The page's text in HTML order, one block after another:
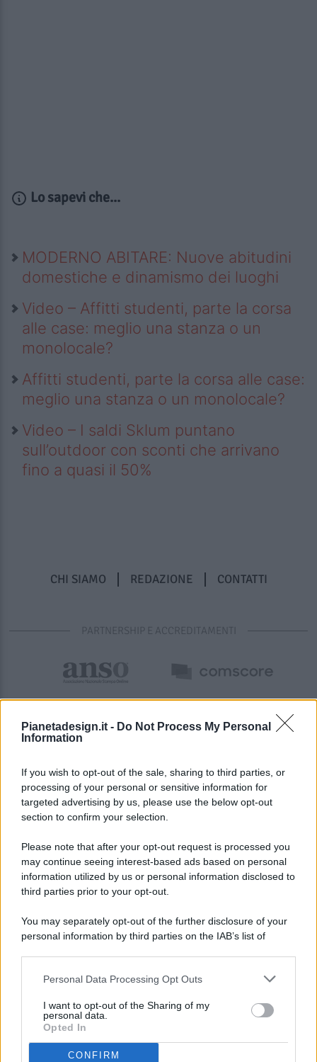
Pianetadesign.it - Do Not Process My Personal
Information
If you wish to opt-out of the sale, sharing to third parties, or
processing of your personal or sensitive information for
targeted advertising by us, please use the below opt-out
section to confirm your selection.
Please note that after your opt-out request is processed you
may continue seeing interest-based ads based on personal
information utilized by us or personal information disclosed to
third parties prior to your opt-out.
You may separately opt-out of the further disclosure of your
personal information by third parties on the IAB’s list of
This information may also be disclosed by us to third parties
disclose it to other third parties.
Personal Data Processing Opt Outs
I want to opt-out of the Sharing of my
personal data.
Opted In
CONFIRM
Lo sapevi che...
MODERNO ABITARE: Nuove abitudini
domestiche e dinamismo dei luoghi
Video – Affitti studenti, parte la corsa
alle case: meglio una stanza o un
monolocale?
Affitti studenti, parte la corsa alle case:
meglio una stanza o un monolocale?
Video – I saldi Sklum puntano
sull’outdoor con sconti che arrivano
fino a quasi il 50%
CHI SIAMO REDAZIONE CONTATTI
PARTNERSHIP E ACCREDITAMENTI
© 2026 - Pianeta Design - P.IVA 04827280654 - Testata
Registrata Al Tribunale Di Nocera Inferiore N. 8/2020 - RG N.
ISCRIZIONE AL ROC N. 35792 – ISCRITTA ALL’ANSO
(ASSOCIAZIONE NAZIONALE STAMPA ONLINE)
PREFERENZE PRIVACY